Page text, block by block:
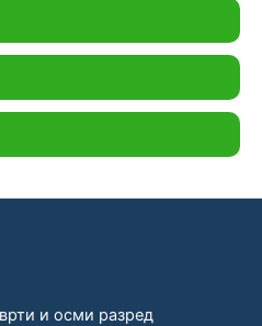
и осми разред